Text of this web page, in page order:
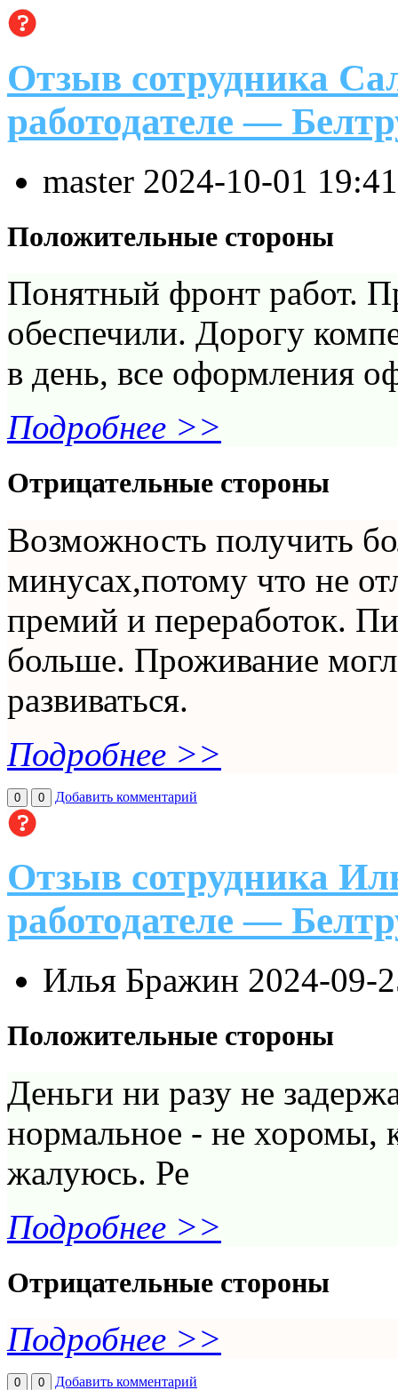
Отзыв сотрудника
работодателе —
master 2024-10-01
Положительные стороны
Понятный фронт работ.
обеспечили. Дорогу
в день, все оформления
Подробнее >>
Отрицательные стороны
Возможность получить
минусах,потому что не
премий и переработок.
больше. Проживание
развиваться.
Подробнее >>
0 0 Добавить комментарий
Отзыв сотрудника
работодателе —
Илья Бражин 2024-09-
Положительные стороны
Деньги ни разу не
нормальное - не хоромы,
жалуюсь. Ре
Подробнее >>
Отрицательные стороны
Подробнее >>
0 0 Добавить комментарий